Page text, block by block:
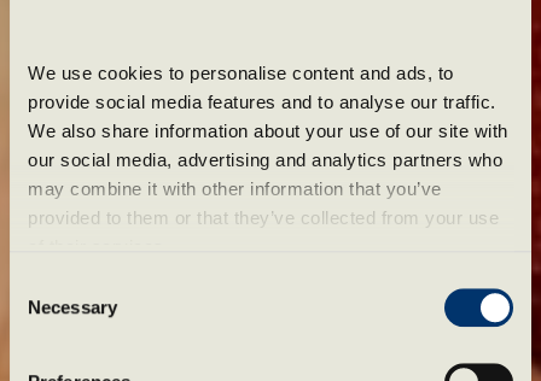
We use cookies to personalise content and ads, to
provide social media features and to analyse our traffic.
We also share information about your use of our site with
our social media, advertising and analytics partners who
may combine it with other information that you’ve
provided to them or that they’ve collected from your use
Selection
Necessary
Ät, drick och njut!